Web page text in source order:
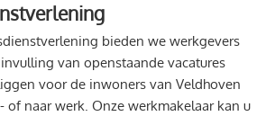
bieden we werkgevers
van openstaande vacatures
voor de inwoners van Veldhoven
of naar werk. Onze werkmakelaar kan u